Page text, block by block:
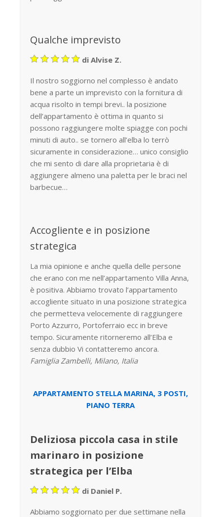
Qualche imprevisto
di Alvise Z.
Il nostro soggiorno nel complesso è andato
bene a parte un imprevisto con la fornitura di
acqua risolto in tempi brevi.. la posizione
dell’appartamento è ottima in quanto si
possono raggiungere molte spiagge con pochi
minuti di auto.. se tornero all’elba lo terrò
sicuramente in considerazione… unico consiglio
che mi sento di dare alla proprietaria è di
aggiungere almeno una paletta per le braci nel
barbecue…
Accogliente e in posizione
strategica
La mia opinione e anche quella delle persone
che erano con me nell’appartamento Villa Anna,
è positiva. Abbiamo trovato l’appartamento
accogliente situato in una posizione strategica
che permetteva velocemente di raggiungere
Porto Azzurro, Portoferraio ecc in breve
tempo. Sicuramente ritorneremo all’Elba e
senza dubbio Vi contatteremo ancora.
Famiglia Zambelli, Milano, Italia
APPARTAMENTO STELLA MARINA, 3 POSTI,
PIANO TERRA
Deliziosa piccola casa in stile
marinaro in posizione
strategica per l’Elba
di Daniel P.
Abbiamo soggiornato per due settimane nella